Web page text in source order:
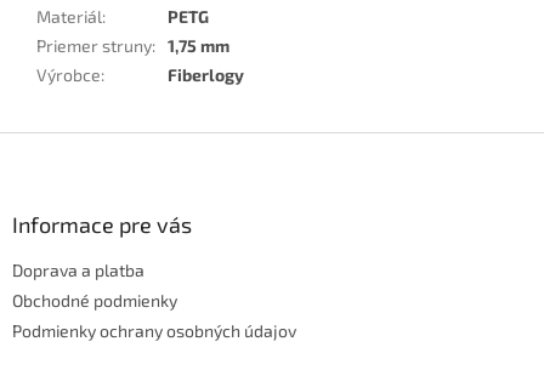
Materiál:
PETG
Priemer struny: 1,75 mm
Výrobce: Fiberlogy
Informace pre vás
Doprava a platba
Obchodné podmienky
Podmienky ochrany osobných údajov